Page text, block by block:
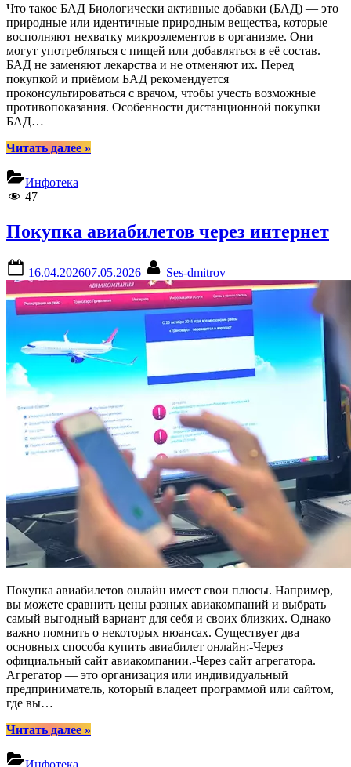
Что такое БАД Биологически активные добавки (БАД) — это
природные или идентичные природным вещества, которые
восполняют нехватку микроэлементов в организме. Они
могут употребляться с пищей или добавляться в её состав.
БАД не заменяют лекарства и не отменяют их. Перед
покупкой и приёмом БАД рекомендуется
проконсультироваться с врачом, чтобы учесть возможные
противопоказания. Особенности дистанционной покупки
БАД…
Читать далее“Покупка
дистанционным
»
Инфотека
47
Покупка авиабилетов через интернет
on
16.04.202607.05.2026 Ses-dmitrov
Покупка авиабилетов онлайн имеет свои плюсы. Например,
вы можете сравнить цены разных авиакомпаний и выбрать
самый выгодный вариант для себя и своих близких. Однако
важно помнить о некоторых нюансах. Существует два
основных способа купить авиабилет онлайн:-Через
официальный сайт авиакомпании.-Через сайт агрегатора.
Агрегатор — это организация или индивидуальный
предприниматель, который владеет программой или сайтом,
где вы…
Читать далее“Покупка
»
Инфотека